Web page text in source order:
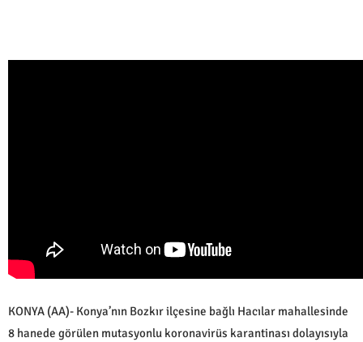
KONYA (AA)- Konya’nın Bozkır ilçesine bağlı Hacılar mahallesinde
8 hanede görülen mutasyonlu koronavirüs karantinası dolayısıyla